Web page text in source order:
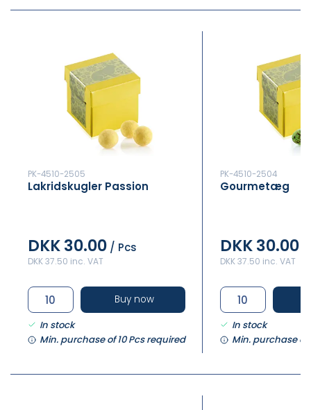
PK-4510-2505
Lakridskugler Passion
DKK 30.00 / Pcs
DKK 37.50 inc. VAT
Buy now
In stock
Min. purchase of 10 Pcs required
PK-4510-2504
Gourmetæg
DKK 30.00
DKK 37.50 inc. VAT
In stock
Min. purchase of